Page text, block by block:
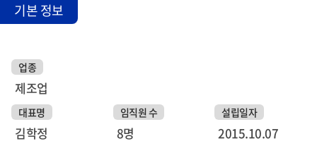
기본 정보
업종
제조업
대표명
김학정
임직원 수
8명
설립일자
2015.10.07